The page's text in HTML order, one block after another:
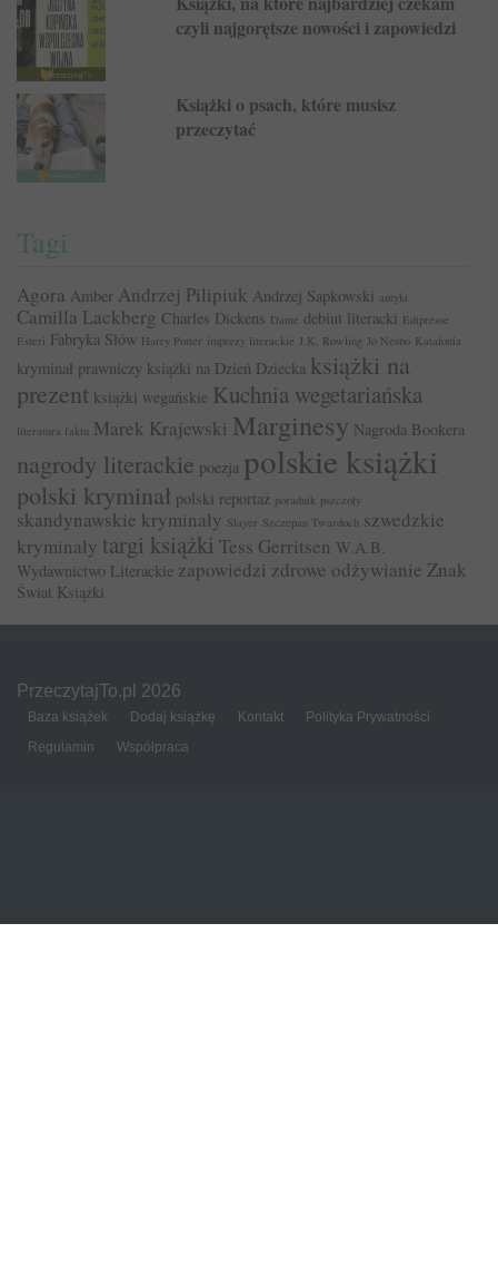
czyli najgorętsze nowości i zapowiedzi
Książki o psach, które musisz
przeczytać
Tagi
Agora Amber Andrzej Pilipiuk Andrzej Sapkowski antyki
Camilla Lackberg Charles Dickens Dante debiut literacki Edipresse
Esteri Fabryka Słów Harry Potter imprezy literackie J.K. Rowling Jo Nesbo Katalonia
kryminał prawniczy książki na Dzień Dziecka książki na
prezent książki wegańskie Kuchnia wegetariańska
literatura faktu Marek Krajewski Marginesy Nagroda Bookera
nagrody literackie poezja polskie książki
polski kryminał polski reportaż poradnik pszczoły
skandynawskie kryminały Slayer Szczepan Twardoch szwedzkie
kryminały targi książki Tess Gerritsen W.A.B.
Wydawnictwo Literackie zapowiedzi zdrowe odżywianie Znak
Świat Książki
PrzeczytajTo.pl 2026
Baza książek Dodaj książkę Kontakt
Polityka Prywatności
Regulamin
Współpraca